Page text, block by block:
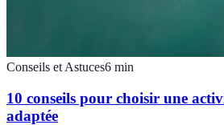
Conseils et Astuces6 min
10 conseils pour choisir une
adaptée